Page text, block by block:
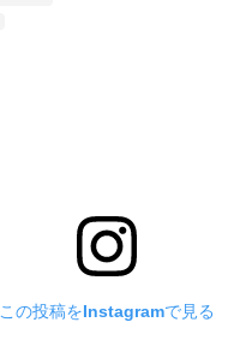
この投稿をInstagramで見る